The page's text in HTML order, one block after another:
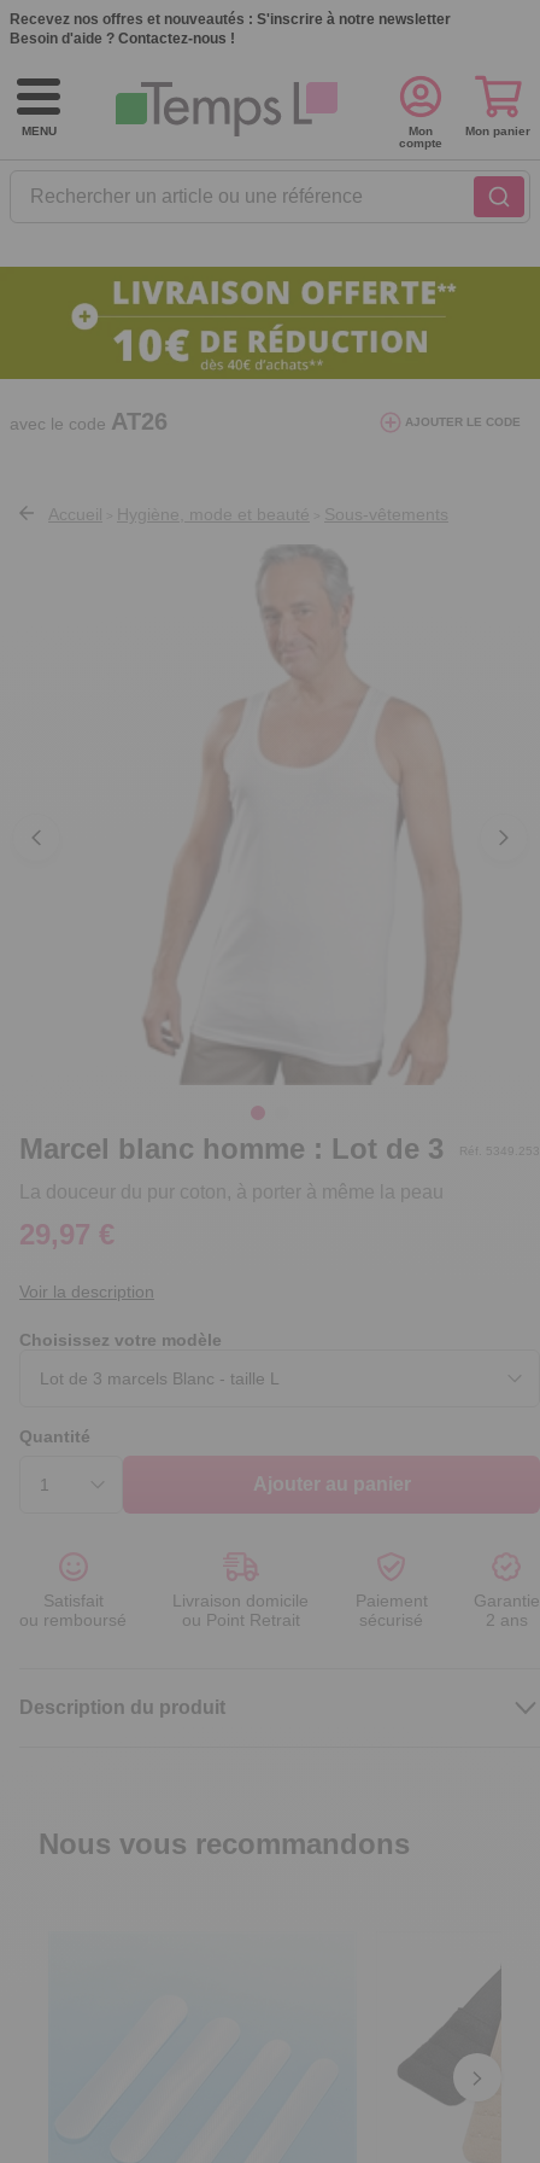
Recevez nos offres et nouveautés : S'inscrire à notre newsletter
Besoin d'aide ? Contactez-nous !
MENU
Rechercher un article ou une référence
Mon
compte
Mon panier
10€ de réduction dès 40€ d'achat. Offre
valable du 03/08/2026 au 12/08/2026.
avec le code AT26 AJOUTER LE CODE
Accueil Hygiène, mode et beauté Sous-vêtements
Marcel blanc homme : Lot de 3
La douceur du pur coton, à porter à même la peau
Réf. 5349.253
29,97 €
Voir la description
Choisissez votre modèle
Quantité
Ajouter au panier
Satisfait
ou remboursé
Livraison domicile
ou Point Retrait
Paiement
sécurisé
Garantie
2 ans
Description du produit
Nous vous recommandons